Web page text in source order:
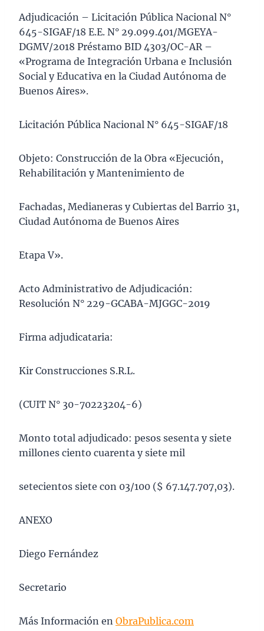
Adjudicación – Licitación Pública Nacional N°
645-SIGAF/18 E.E. N° 29.099.401/MGEYA-
DGMV/2018 Préstamo BID 4303/OC-AR –
«Programa de Integración Urbana e Inclusión
Social y Educativa en la Ciudad Autónoma de
Buenos Aires».
Licitación Pública Nacional N° 645-SIGAF/18
Objeto: Construcción de la Obra «Ejecución,
Rehabilitación y Mantenimiento de
Fachadas, Medianeras y Cubiertas del Barrio 31,
Ciudad Autónoma de Buenos Aires ­
Etapa V».
Acto Administrativo de Adjudicación:
Resolución N° 229-GCABA-MJGGC-2019
Firma adjudicataria:
Kir Construcciones S.R.L.
(CUIT N° 30-70223204-6)
Monto total adjudicado: pesos sesenta y siete
millones ciento cuarenta y siete mil
setecientos siete con 03/100 ($ 67.147.707,03).
ANEXO
Diego Fernández
Secretario
Más Información en ObraPublica.com